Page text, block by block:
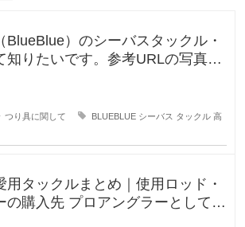
BlueBlue）のシーバスタックル・
知りたいです。参考URLの写真の
つり具に関して BLUEBLUE シーバス タックル 高
用タックルまとめ｜使用ロッド・
ングラーとして、